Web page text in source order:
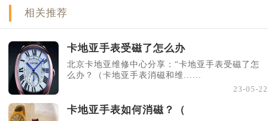
相关推荐
卡地亚手表受磁了怎么办
北京卡地亚维修中心分享：“卡地亚手表受磁了怎
么办？（卡地亚手表消磁和维......
23-05-22
卡地亚手表如何消磁？（